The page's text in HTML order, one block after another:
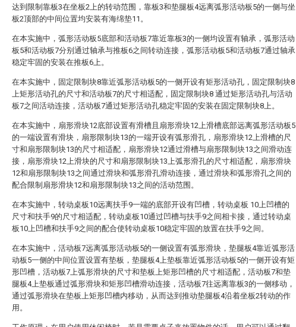
达到限制靠板3在坐板2上的转动范围，靠板3和垫腿板4远离弧形活动板5的一侧与坐
板2顶部的中间位置均安装有海绵垫11。
在本实施中，弧形活动板5底部和活动板7靠近靠板3的一侧均设置有轴承，弧形活动
板5和活动板7分别通过轴承与推板6之间转动连接，弧形活动板5和活动板7通过轴承
稳定牢固的安装在推板6上。
在本实施中，固定限制块8靠近弧形活动板5的一侧开设有矩形活动孔，固定限制块8
上矩形活动孔的尺寸和活动板7的尺寸相适配，固定限制块8 通过矩形活动孔与活动
板7之间活动连接，活动板7通过矩形活动孔稳定牢固的安装在固定限制块8上。
在本实施中，扇形滑块12底部设置有滑槽且扇形滑块12上滑槽底部远离弧形活动板5
的一端设置有滑块，扇形限制块13的一端开设有弧形滑孔，扇形滑块12上滑槽的尺
寸和扇形限制块13的尺寸相适配，扇形滑块12通过滑槽与扇形限制块13之间滑动连
接，扇形滑块12上滑块的尺寸和扇形限制块13上弧形滑孔的尺寸相适配，扇形滑块
12和扇形限制块13之间通过滑块和弧形滑孔滑动连接，通过滑块和弧形滑孔之间的
配合限制扇形滑块12和扇形限制块13之间的活动范围。
在本实施中，转动桌板10远离扶手9一端的底部开设有凹槽，转动桌板 10上凹槽的
尺寸和扶手9的尺寸相适配，转动桌板10通过凹槽与扶手9之间相卡接，通过转动桌
板10上凹槽和扶手9之间的配合使转动桌板10稳定牢固的放置在扶手9之间。
在本实施中，活动板7远离弧形活动板5的一侧设置有弧形滑块，垫腿板4靠近弧形活
动板5一侧的中间位置设置有垫板，垫腿板4上垫板靠近弧形活动板5的一侧开设有矩
形凹槽，活动板7上弧形滑块的尺寸和垫板上矩形凹槽的尺寸相适配，活动板7和垫
腿板4上垫板通过弧形滑块和矩形凹槽滑动连接，活动板7往远离靠板3的一侧移动，
通过弧形滑块在垫板上矩形凹槽内移动，从而达到推动垫腿板4沿着坐板2转动的作
用。